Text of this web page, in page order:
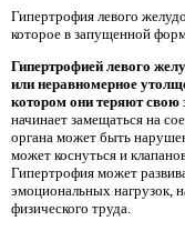
Гипертрофия левого
которое в запущенной
Гипертрофией левого
или неравномерное
котором они теряют свою
начинает замещаться на
органа может быть
может коснуться и
Гипертрофия может
эмоциональных нагрузок,
физического труда.